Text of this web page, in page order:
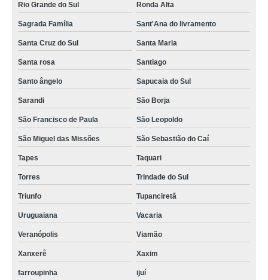
Rio Grande do Sul Ronda Alta
Sagrada Família Sant'Ana do livramento
Santa Cruz do Sul Santa Maria
Santa rosa Santiago
Santo ângelo Sapucaia do Sul
Sarandi São Borja
São Francisco de Paula São Leopoldo
São Miguel das Missões São Sebastião do Caí
Tapes Taquari
Torres Trindade do Sul
Triunfo Tupanciretã
Uruguaiana Vacaria
Veranópolis Viamão
Xanxerê Xaxim
farroupinha ijuí